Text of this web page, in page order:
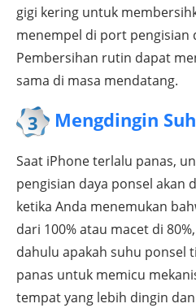
gigi kering untuk
menempel di port pengisian
Pembersihan rutin dapat
sama di masa mendatang.
3 Mengdingin
Saat iPhone terlalu panas,
pengisian daya ponsel akan
ketika Anda menemukan
dari 100% atau macet di
dahulu apakah suhu ponsel
panas untuk memicu
tempat yang lebih dingin